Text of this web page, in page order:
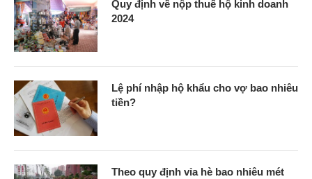
Quy định về nộp thuế hộ kinh doanh
2024
Lệ phí nhập hộ khẩu cho vợ bao nhiêu
tiền?
Theo quy định vỉa hè bao nhiêu mét